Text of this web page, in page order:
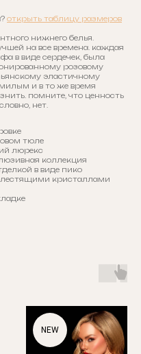
открыть таблицу размеров
нижнего белья.
на все времена. каждая
в виде сердечек, была
розовому
эластичному
и в то же время
помните, что ценность
нет.
тюле
люрекс
коллекция
в виде пико
кристаллами
NEW